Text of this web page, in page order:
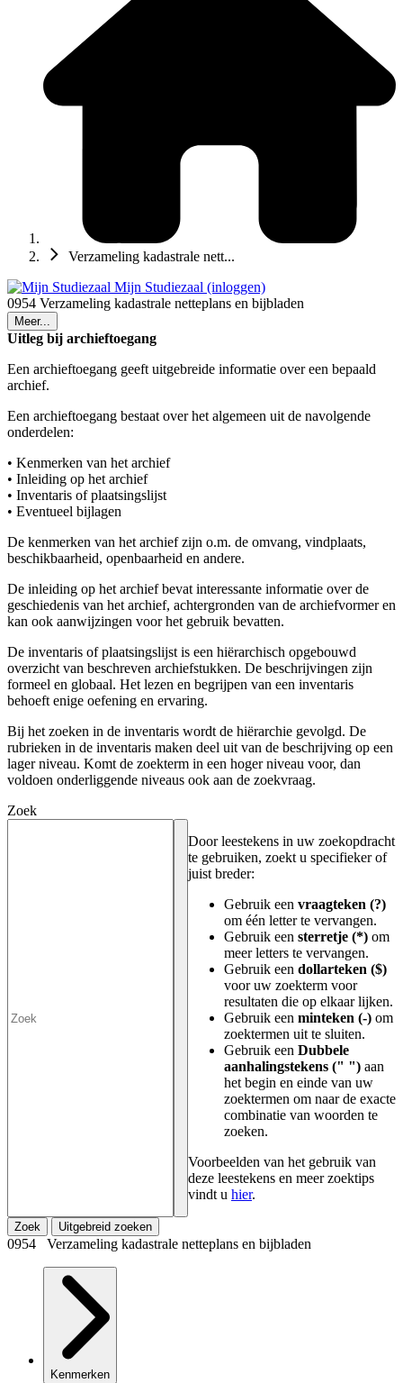
Verzameling kadastrale nett...
Mijn Studiezaal (inloggen)
0954 Verzameling kadastrale netteplans en bijbladen
Meer...
Uitleg bij archieftoegang
Een archieftoegang geeft uitgebreide informatie over een bepaald
archief.
Een archieftoegang bestaat over het algemeen uit de navolgende
onderdelen:
• Kenmerken van het archief
• Inleiding op het archief
• Inventaris of plaatsingslijst
• Eventueel bijlagen
De kenmerken van het archief zijn o.m. de omvang, vindplaats,
beschikbaarheid, openbaarheid en andere.
De inleiding op het archief bevat interessante informatie over de
geschiedenis van het archief, achtergronden van de archiefvormer en
kan ook aanwijzingen voor het gebruik bevatten.
De inventaris of plaatsingslijst is een hiërarchisch opgebouwd
overzicht van beschreven archiefstukken. De beschrijvingen zijn
formeel en globaal. Het lezen en begrijpen van een inventaris
behoeft enige oefening en ervaring.
Bij het zoeken in de inventaris wordt de hiërarchie gevolgd. De
rubrieken in de inventaris maken deel uit van de beschrijving op een
lager niveau. Komt de zoekterm in een hoger niveau voor, dan
voldoen onderliggende niveaus ook aan de zoekvraag.
Zoek
Door leestekens in uw zoekopdracht
te gebruiken, zoekt u specifieker of
juist breder:
Gebruik een vraagteken (?)
om één letter te vervangen.
Gebruik een sterretje (*) om
meer letters te vervangen.
Gebruik een dollarteken ($)
voor uw zoekterm voor
resultaten die op elkaar lijken.
Gebruik een minteken (-) om
zoektermen uit te sluiten.
Gebruik een Dubbele
aanhalingstekens (" ") aan
het begin en einde van uw
zoektermen om naar de exacte
combinatie van woorden te
zoeken.
Voorbeelden van het gebruik van
deze leestekens en meer zoektips
vindt u hier.
Zoek Uitgebreid zoeken
0954 Verzameling kadastrale netteplans en bijbladen
Kenmerken